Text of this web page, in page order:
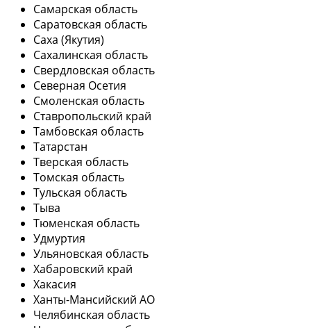
Самарская область
Саратовская область
Саха (Якутия)
Сахалинская область
Свердловская область
Северная Осетия
Смоленская область
Ставропольский край
Тамбовская область
Татарстан
Тверская область
Томская область
Тульская область
Тыва
Тюменская область
Удмуртия
Ульяновская область
Хабаровский край
Хакасия
Ханты-Мансийский АО
Челябинская область